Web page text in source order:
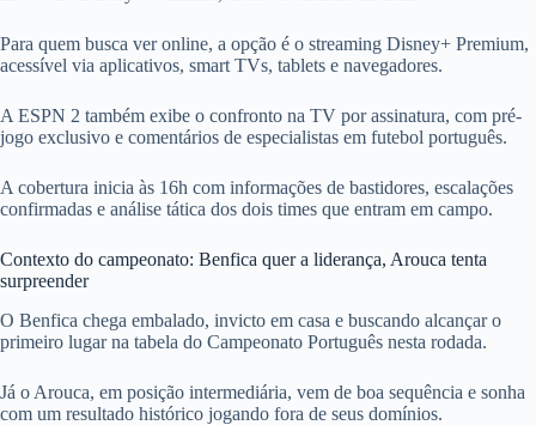
Para quem busca ver online, a opção é o streaming Disney+ Premium,
acessível via aplicativos, smart TVs, tablets e navegadores.
A ESPN 2 também exibe o confronto na TV por assinatura, com pré-
jogo exclusivo e comentários de especialistas em futebol português.
A cobertura inicia às 16h com informações de bastidores, escalações
confirmadas e análise tática dos dois times que entram em campo.
Contexto do campeonato: Benfica quer a liderança, Arouca tenta
surpreender
O Benfica chega embalado, invicto em casa e buscando alcançar o
primeiro lugar na tabela do Campeonato Português nesta rodada.
Já o Arouca, em posição intermediária, vem de boa sequência e sonha
com um resultado histórico jogando fora de seus domínios.